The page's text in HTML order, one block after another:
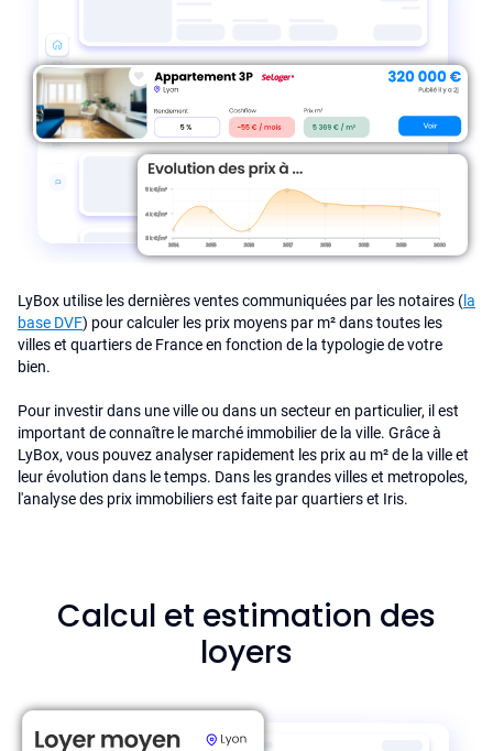
LyBox utilise les dernières ventes communiquées par les notaires (la
base DVF) pour calculer les prix moyens par m² dans toutes les
villes et quartiers de France en fonction de la typologie de votre
bien.
Pour investir dans une ville ou dans un secteur en particulier, il est
important de connaître le marché immobilier de la ville. Grâce à
LyBox, vous pouvez analyser rapidement les prix au m² de la ville et
leur évolution dans le temps. Dans les grandes villes et metropoles,
l'analyse des prix immobiliers est faite par quartiers et Iris.
Calcul et estimation des
loyers